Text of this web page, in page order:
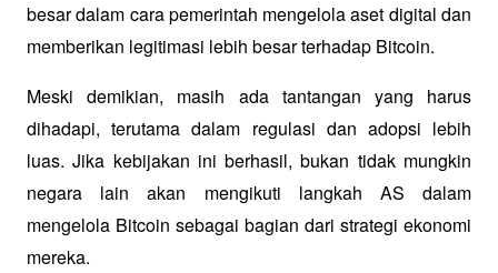
besar dalam cara pemerintah mengelola aset digital dan
memberikan legitimasi lebih besar terhadap Bitcoin.
Meski demikian, masih ada tantangan yang harus
dihadapi, terutama dalam regulasi dan adopsi lebih
luas. Jika kebijakan ini berhasil, bukan tidak mungkin
negara lain akan mengikuti langkah AS dalam
mengelola Bitcoin sebagai bagian dari strategi ekonomi
mereka.